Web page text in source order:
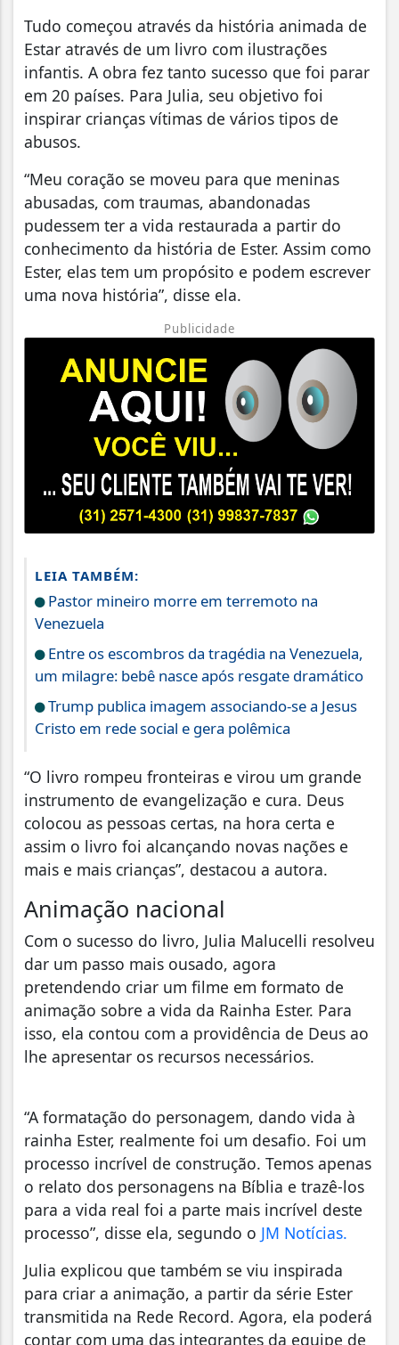
Tudo começou através da história animada de
Estar através de um livro com ilustrações
infantis. A obra fez tanto sucesso que foi parar
em 20 países. Para Julia, seu objetivo foi
inspirar crianças vítimas de vários tipos de
abusos.
“Meu coração se moveu para que meninas
abusadas, com traumas, abandonadas
pudessem ter a vida restaurada a partir do
conhecimento da história de Ester. Assim como
Ester, elas tem um propósito e podem escrever
uma nova história”, disse ela.
Publicidade
LEIA TAMBÉM:
Pastor mineiro morre em terremoto na
Venezuela
Entre os escombros da tragédia na Venezuela,
um milagre: bebê nasce após resgate dramático
Trump publica imagem associando-se a Jesus
Cristo em rede social e gera polêmica
“O livro rompeu fronteiras e virou um grande
instrumento de evangelização e cura. Deus
colocou as pessoas certas, na hora certa e
assim o livro foi alcançando novas nações e
mais e mais crianças”, destacou a autora.
Animação nacional
Com o sucesso do livro, Julia Malucelli resolveu
dar um passo mais ousado, agora
pretendendo criar um filme em formato de
animação sobre a vida da Rainha Ester. Para
isso, ela contou com a providência de Deus ao
lhe apresentar os recursos necessários.
“A formatação do personagem, dando vida à
rainha Ester, realmente foi um desafio. Foi um
processo incrível de construção. Temos apenas
o relato dos personagens na Bíblia e trazê-los
para a vida real foi a parte mais incrível deste
processo”, disse ela, segundo o JM Notícias.
Julia explicou que também se viu inspirada
para criar a animação, a partir da série Ester
transmitida na Rede Record. Agora, ela poderá
contar com uma das integrantes da equipe de